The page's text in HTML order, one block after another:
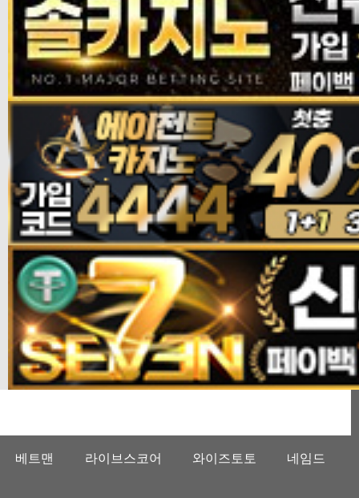
베트맨 라이브스코어 와이즈토토 네임드